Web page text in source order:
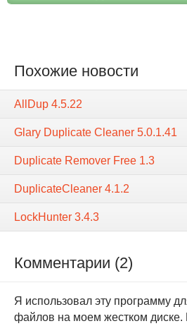
Похожие новости
AllDup 4.5.22
Glary Duplicate Cleaner 5.0.1.41
Duplicate Remover Free 1.3
DuplicateCleaner 4.1.2
LockHunter 3.4.3
Комментарии (2)
Я использовал эту программу
файлов на моем жестком